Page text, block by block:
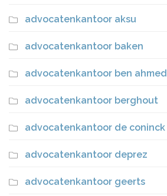
advocatenkantoor aksu
advocatenkantoor baken
advocatenkantoor ben ahmed
advocatenkantoor berghout
advocatenkantoor de coninck
advocatenkantoor deprez
advocatenkantoor geerts